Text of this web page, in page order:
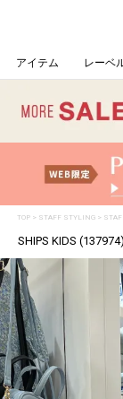
アイテム レーベ
TOP> STAFF STYLING>
SHIPS KIDS